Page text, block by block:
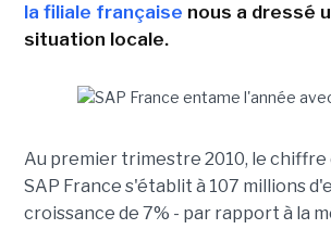
la filiale française nous a dressé
situation locale.
Au premier trimestre 2010, le chiffre
SAP France s'établit à 107 millions
croissance de 7% - par rapport à la